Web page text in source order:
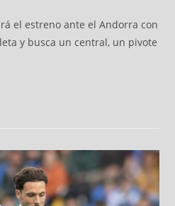
el estreno ante el Andorra con
y busca un central, un pivote